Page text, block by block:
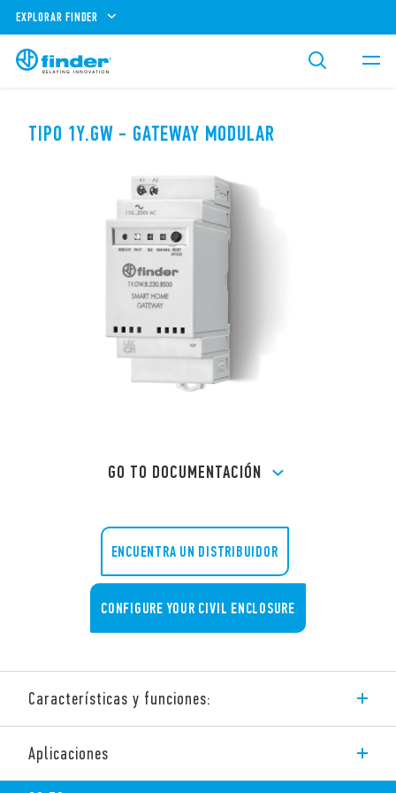
EXPLORAR FINDER
TIPO 1Y.GW - GATEWAY MODULAR
GO TO DOCUMENTACIÓN
ENCUENTRA UN DISTRIBUIDOR
CONFIGURE YOUR CIVIL ENCLOSURE
Características y funciones:
con el sistema YESLY y los termostatos smart BLISS2
Características y funciones:
Aplicaciones